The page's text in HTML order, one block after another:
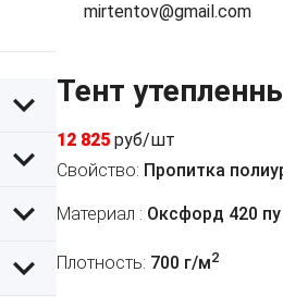
mirtentov@gmail.com
Тент
12 825 руб/шт
Свойство: Пропитка
Материал : Оксфорд 420
Плотность: 700 г/м2